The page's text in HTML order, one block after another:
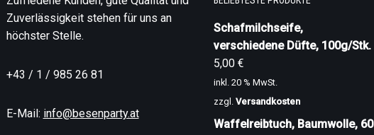
Zuverlässigkeit stehen für uns an
höchster Stelle.
+43 / 1 / 985 26 81
E-Mail: info@besenparty.at
Schafmilchseife,
verschiedene Düfte, 100g/Stk.
5,00 €
inkl. 20 % MwSt.
zzgl. Versandkosten
Waffelreibtuch, Baumwolle, 60